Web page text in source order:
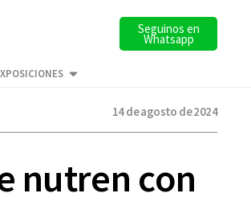
Seguinos en
Whatsapp
14 de agosto de 2024
nutren con